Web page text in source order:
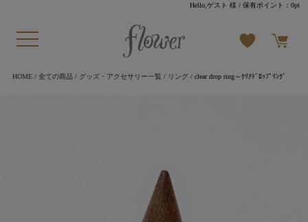
Hello,ゲスト 様 / 保有ポイント：0pt
HOME/ 全ての商品/ グッズ・アクセサリー一覧 / リング/ clear drop ring～ｸﾘｱﾄﾞﾛｯﾌﾟﾘﾝｸﾞ